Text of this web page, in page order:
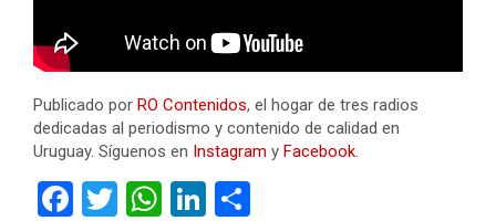
Publicado por RO Contenidos, el hogar de tres radios
dedicadas al periodismo y contenido de calidad en
Uruguay. Síguenos en Instagram y Facebook.
F
T
W Li